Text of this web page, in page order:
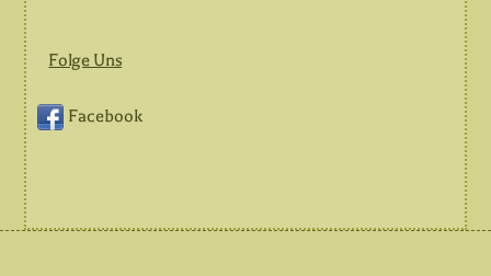
Folge Uns
Facebook